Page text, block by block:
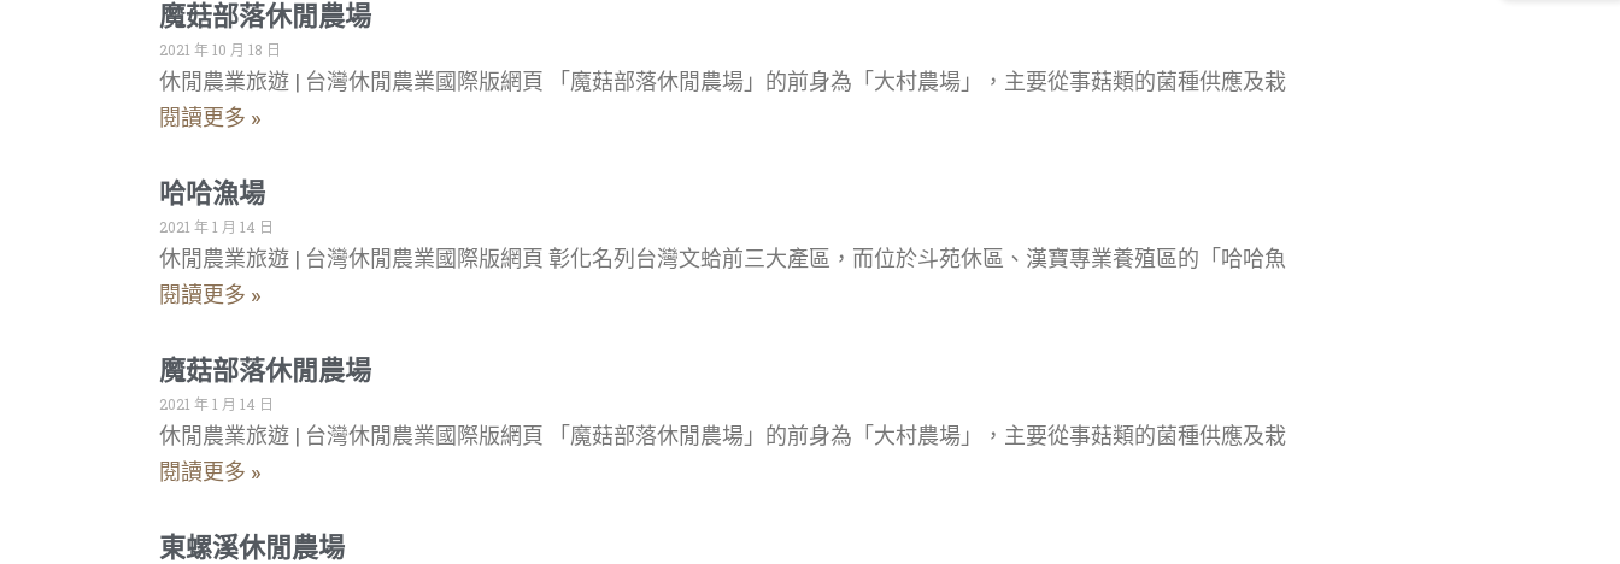
魔菇部落休閒農場
2021 年 10 月 18 日
休閒農業旅遊 | 台灣休閒農業國際版網頁 「魔菇部落休閒農場」的前身為「大村農場」，主要從事菇類的菌種供應及栽
閱讀更多 »
哈哈漁場
2021 年 1 月 14 日
休閒農業旅遊 | 台灣休閒農業國際版網頁 彰化名列台灣文蛤前三大產區，而位於斗苑休區、漢寶專業養殖區的「哈哈魚
閱讀更多 »
魔菇部落休閒農場
2021 年 1 月 14 日
休閒農業旅遊 | 台灣休閒農業國際版網頁 「魔菇部落休閒農場」的前身為「大村農場」，主要從事菇類的菌種供應及栽
閱讀更多 »
東螺溪休閒農場